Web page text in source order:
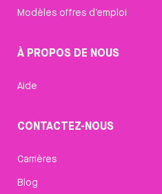
Modèles offres d’emploi
À PROPOS DE NOUS
Aide
CONTACTEZ-NOUS
Carrières
Blog